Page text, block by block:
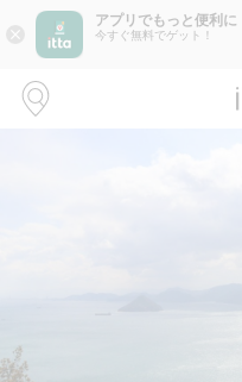
close
アプリでもっと便利に！
今すぐ無料でゲット！